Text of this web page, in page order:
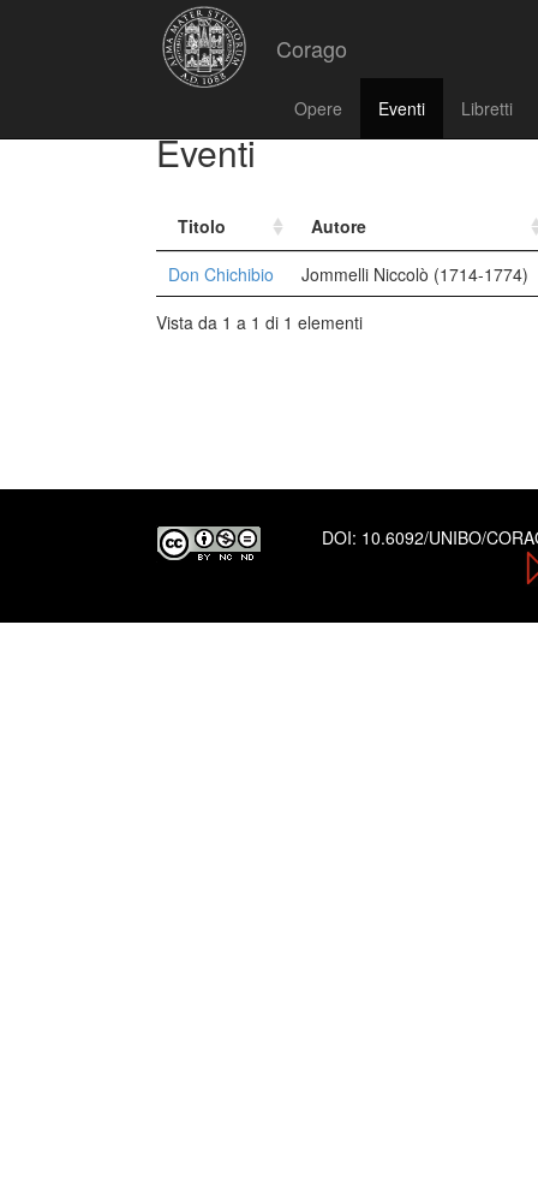
Corago
Opere Eventi Libretti
Eventi
Titolo
Autore
Don Chichibio
Jommelli Niccolò (1714-1774)
Vista da 1 a 1 di 1 elementi
DOI: 10.6092/UNIBO/